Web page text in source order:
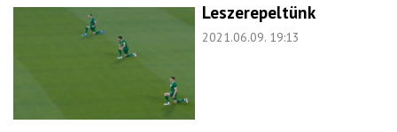
Leszerepeltünk
2021.06.09. 19:13